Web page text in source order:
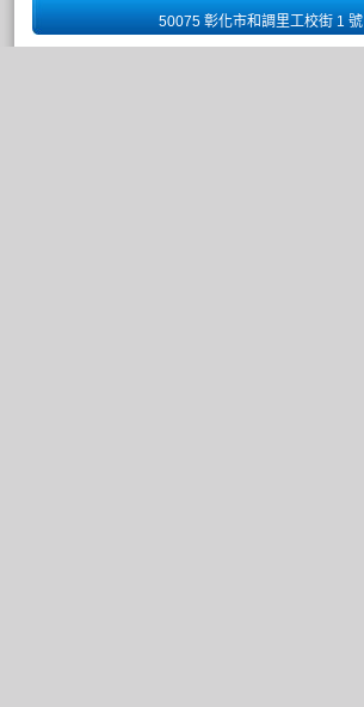
50075 彰化市和調里工校街 1 號